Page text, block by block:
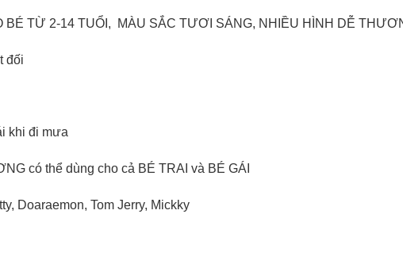
BÉ TỪ 2-14 TUỔI, MÀU SẮC TƯƠI SÁNG, NHIỀU HÌNH DỄ
đối
khi đi mưa
có thể dùng cho cả BÉ TRAI và BÉ GÁI
Doaraemon, Tom Jerry, Mickky